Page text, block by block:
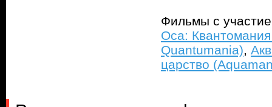
Фильмы с
Оса:
Quantumania),
царство